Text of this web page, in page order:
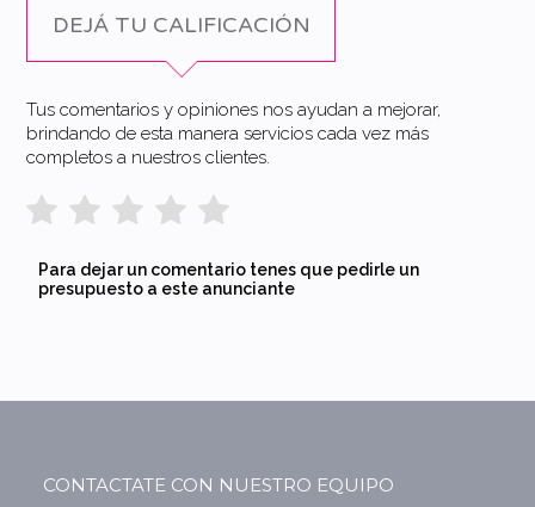
DEJÁ TU CALIFICACIÓN
Tus comentarios y opiniones nos ayudan a mejorar,
brindando de esta manera servicios cada vez más
completos a nuestros clientes.
Para dejar un comentario tenes que pedirle un
presupuesto a este anunciante
CONTACTATE CON NUESTRO EQUIPO